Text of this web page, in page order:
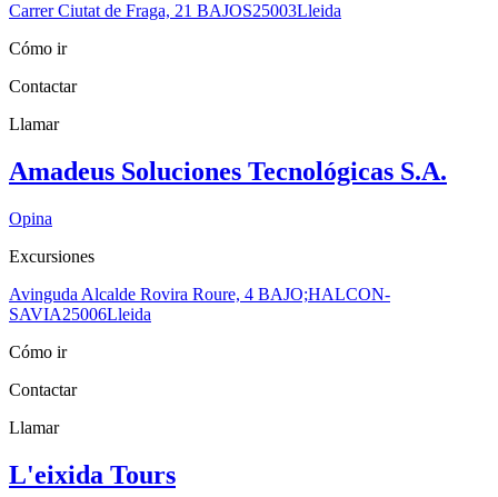
Carrer Ciutat de Fraga, 21 BAJOS25003Lleida
Cómo ir
Contactar
Llamar
Amadeus Soluciones Tecnológicas S.A.
Opina
Excursiones
Avinguda Alcalde Rovira Roure, 4 BAJO;HALCON-
SAVIA25006Lleida
Cómo ir
Contactar
Llamar
L'eixida Tours